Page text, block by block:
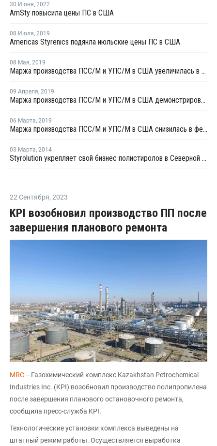
30 Июня, 2022
AmSty повысила цены ПС в США
08 Июля, 2019
Americas Styrenics подянла июльские цены ПС в США
08 Мая, 2019
Маржа производства ПСC/М и УПС/М в США увеличилась в апреле
09 Апреля, 2019
Маржа производства ПСC/М и УПС/М в США демонстрировала разнонаправленный тренд в марте
06 Марта, 2019
Маржа производства ПСC/М и УПС/М в США снизилась в феврале
03 Марта, 2014
Styrolution укрепляет свой бизнес полистиролов в Северной Америке
22 Сентября, 2023
KPI возобновил производство ПП после
завершения планового ремонта
MRC-- Газохимический комплекс Kazakhstan Petrochemical
Industries Inc. (KPI) возобновил производство полипропилена
после завершения планового остановочного ремонта,
сообщила пресс-служба KPI.
Технологические установки комплекса выведены на
штатный режим работы. Осуществляется выработка